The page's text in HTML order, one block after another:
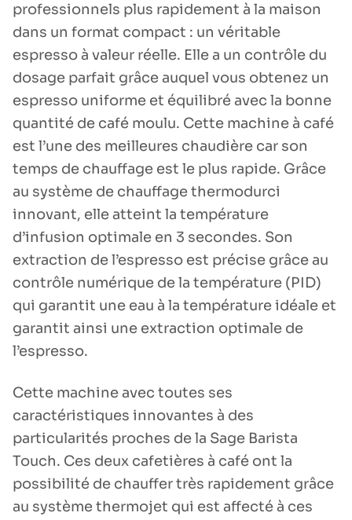
professionnels plus rapidement à la maison
dans un format compact : un véritable
espresso à valeur réelle. Elle a un contrôle du
dosage parfait grâce auquel vous obtenez un
espresso uniforme et équilibré avec la bonne
quantité de café moulu. Cette machine à café
est l’une des meilleures chaudière car son
temps de chauffage est le plus rapide. Grâce
au système de chauffage thermodurci
innovant, elle atteint la température
d’infusion optimale en 3 secondes. Son
extraction de l’espresso est précise grâce au
contrôle numérique de la température (PID)
qui garantit une eau à la température idéale et
garantit ainsi une extraction optimale de
l’espresso.
Cette machine avec toutes ses
caractéristiques innovantes à des
particularités proches de la Sage Barista
Touch. Ces deux cafetières à café ont la
possibilité de chauffer très rapidement grâce
au système thermojet qui est affecté à ces